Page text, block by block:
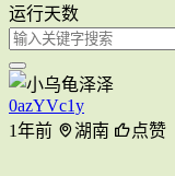
运行天数
0azYVc1y
1年前
湖南 点赞